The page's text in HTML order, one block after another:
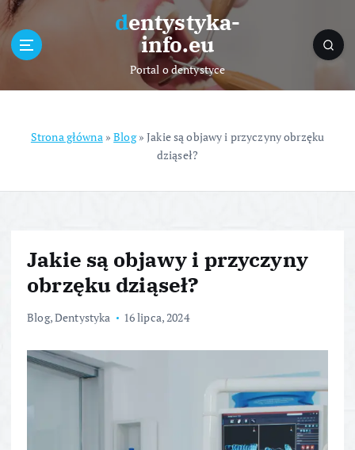
e
dentystyka-
info.eu
Portal o dentystyce
Strona główna»Blog»Jakie są objawy i przyczyny obrzęku
dziąseł?
Jakie są objawy i przyczyny
obrzęku dziąseł?
Blog,Dentystyka 16 lipca, 2024